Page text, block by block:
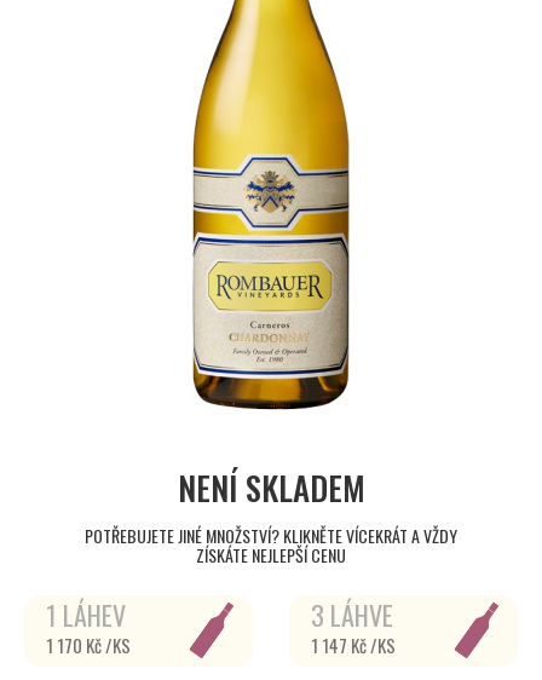
NENÍ SKLADEM
POTŘEBUJETE JINÉ MNOŽSTVÍ? KLIKNĚTE VÍCEKRÁT A VŽDY
ZÍSKÁTE NEJLEPŠÍ CENU
1 LÁHEV
1 170 Kč /KS
3 LÁHVE
1 147 Kč /KS